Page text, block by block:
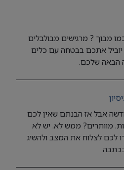
מבוך ? מרגישים מבולבלים
יוביל אתכם בבטחה עם כלים
הבאה שלכם.
אבל אז הבנתם שאין לכם
מוותרים? ממש לא. יש לא
לכם לצלוח את המצב ולהשיג